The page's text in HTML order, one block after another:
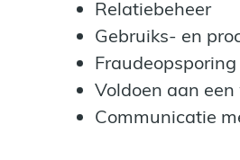
Relatiebeheer
Gebruiks- en
Voldoen aan
Communicatie